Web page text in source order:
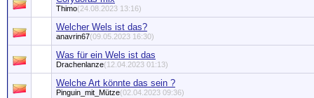
Thimo(24.08.2023 13:16)
Welcher Wels ist das?
anavrin67(09.05.2023 16:30)
Was für ein Wels ist das
Drachenlanze(12.04.2023 01:13)
Welche Art könnte das sein ?
Pinguin_mit_Mütze(02.04.2023 09:36)